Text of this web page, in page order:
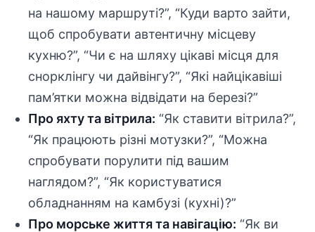
на нашому маршруті?”, “Куди варто зайти,
щоб спробувати автентичну місцеву
кухню?”, “Чи є на шляху цікаві місця для
снорклінгу чи дайвінгу?”, “Які найцікавіші
пам’ятки можна відвідати на березі?”
Про яхту та вітрила: “Як ставити вітрила?”,
“Як працюють різні мотузки?”, “Можна
спробувати порулити під вашим
наглядом?”, “Як користуватися
обладнанням на камбузі (кухні)?”
Про морське життя та навігацію: “Як ви